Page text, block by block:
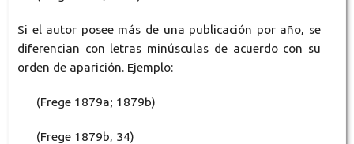
Si el autor posee más de una publicación por año, se
diferencian con letras minúsculas de acuerdo con su
orden de aparición. Ejemplo:
(Frege 1879a; 1879b)
(Frege 1879b, 34)